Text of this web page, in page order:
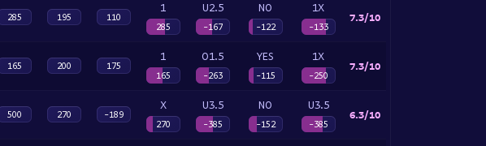
285 195 110
1
285
U2.5
-167
NO
-122
1X
-133
7.3/10
165 200 175
1
165
O1.5
-263
YES
-115
1X
-250
7.3/10
500 270 -189
X
270
U3.5
-385
NO
-152
U3.5
-385
6.3/10